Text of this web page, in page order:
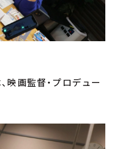
映画監督・プロデュー